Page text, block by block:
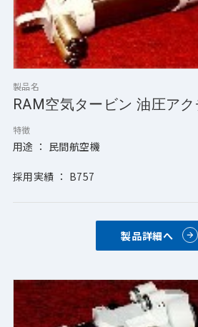
製品名
RAM空気タービン 油圧ア
特徴
用途 ： 民間航空機
採用実績 ： B757
製品詳細へ